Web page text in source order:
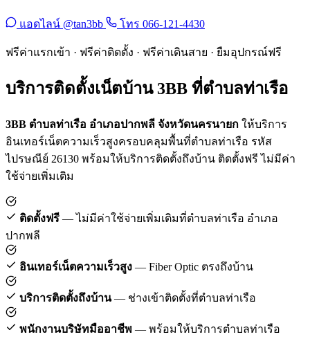
แอดไลน์ @tan3bb โทร 066-121-4430
ฟรีค่าแรกเข้า · ฟรีค่าติดตั้ง · ฟรีค่าเดินสาย · ยืมอุปกรณ์ฟรี
บริการติดตั้งเน็ตบ้าน 3BB ที่ตำบลท่าเรือ
3BB ตำบลท่าเรือ อำเภอปากพลี จังหวัดนครนายก ให้บริการ
อินเทอร์เน็ตความเร็วสูงครอบคลุมพื้นที่ตำบลท่าเรือ รหัส
ไปรษณีย์ 26130 พร้อมให้บริการติดตั้งถึงบ้าน ติดตั้งฟรี ไม่มีค่า
ใช้จ่ายเพิ่มเติม
ติดตั้งฟรี — ไม่มีค่าใช้จ่ายเพิ่มเติมที่ตำบลท่าเรือ อำเภอ
ปากพลี
อินเทอร์เน็ตความเร็วสูง — Fiber Optic ตรงถึงบ้าน
บริการติดตั้งถึงบ้าน— ช่างเข้าติดตั้งที่ตำบลท่าเรือ
พนักงานบริษัทมืออาชีพ — พร้อมให้บริการตำบลท่าเรือ